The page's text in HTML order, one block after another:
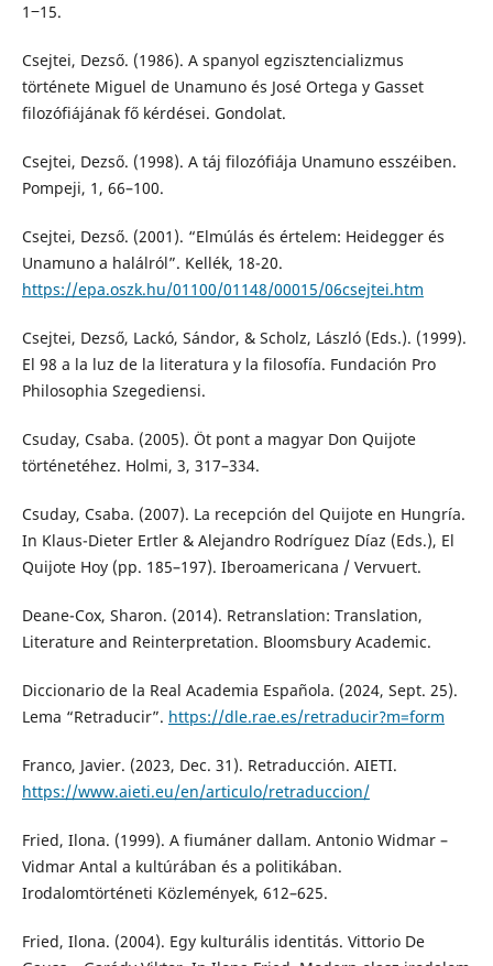
1‒15.
Csejtei, Dezső. (1986). A spanyol egzisztencializmus
története Miguel de Unamuno és José Ortega y Gasset
filozófiájának fő kérdései. Gondolat.
Csejtei, Dezső. (1998). A táj filozófiája Unamuno esszéiben.
Pompeji, 1, 66–100.
Csejtei, Dezső. (2001). “Elmúlás és értelem: Heidegger és
Unamuno a halálról”. Kellék, 18-20.
https://epa.oszk.hu/01100/01148/00015/06csejtei.htm
Csejtei, Dezső, Lackó, Sándor, & Scholz, László (Eds.). (1999).
El 98 a la luz de la literatura y la filosofía. Fundación Pro
Philosophia Szegediensi.
Csuday, Csaba. (2005). Öt pont a magyar Don Quijote
történetéhez. Holmi, 3, 317–334.
Csuday, Csaba. (2007). La recepción del Quijote en Hungría.
In Klaus-Dieter Ertler & Alejandro Rodríguez Díaz (Eds.), El
Quijote Hoy (pp. 185–197). Iberoamericana / Vervuert.
Deane-Cox, Sharon. (2014). Retranslation: Translation,
Literature and Reinterpretation. Bloomsbury Academic.
Diccionario de la Real Academia Española. (2024, Sept. 25).
Lema “Retraducir”. https://dle.rae.es/retraducir?m=form
Franco, Javier. (2023, Dec. 31). Retraducción. AIETI.
https://www.aieti.eu/en/articulo/retraduccion/
Fried, Ilona. (1999). A fiumáner dallam. Antonio Widmar –
Vidmar Antal a kultúrában és a politikában.
Irodalomtörténeti Közlemények, 612–625.
Fried, Ilona. (2004). Egy kulturális identitás. Vittorio De